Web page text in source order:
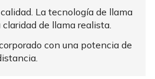
La tecnología de llama
de llama realista.
con una potencia de